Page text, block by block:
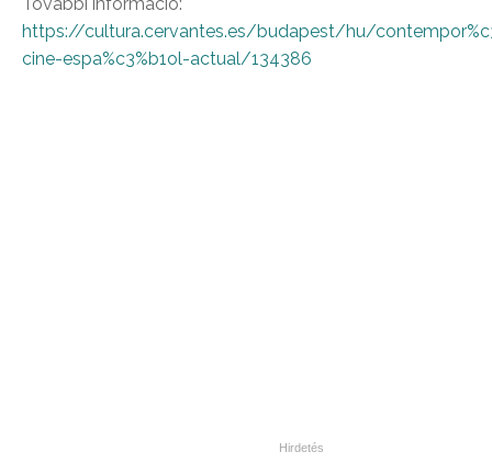
További információ:
https://cultura.cervantes.es/budapest/hu/
cine-espa%c3%b1ol-actual/134386